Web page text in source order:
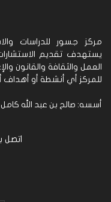
مركز جسور للدراسات
يستهدف تقديم
العمل والثقافة والقانون
للمركز أي أنشطة أو أهداف
أسسه: صالح بن عبد الله
اتصل